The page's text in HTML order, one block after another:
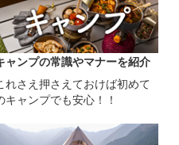
ャンプの常識やマナーを紹介
れさえ押さえておけば初めて
キャンプでも安心！！